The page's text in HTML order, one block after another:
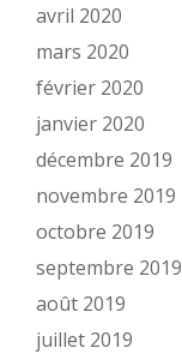
avril 2020
mars 2020
février 2020
janvier 2020
décembre 2019
novembre 2019
octobre 2019
septembre 2019
août 2019
juillet 2019